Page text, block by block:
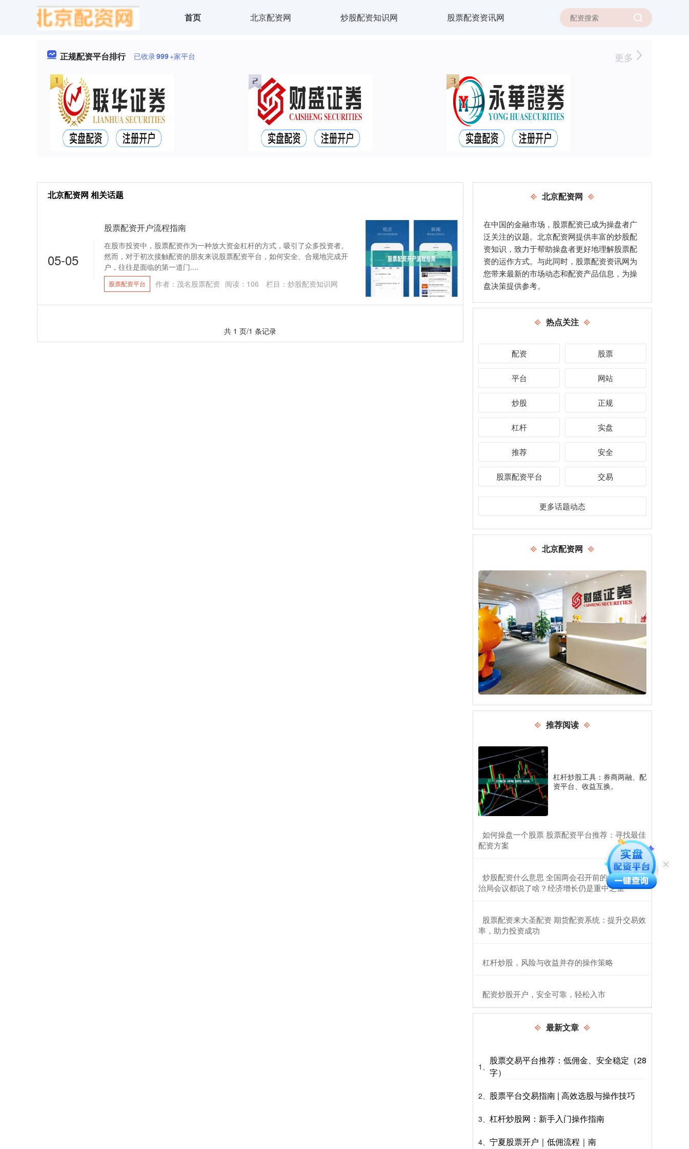
首页 北京配资网 炒股配资知识网 股票配资资讯网
正规配资平台排行 已收录999+家平台 更多
北京配资网 相关话题
05-05
股票配资开户流程指南
在股市投资中，股票配资作为一种放大资金杠杆的方式，吸引了众多投资者。
然而，对于初次接触配资的朋友来说股票配资平台，如何安全、合规地完成开
户，往往是面临的第一道门....
股票配资平台 作者：茂名股票配资 阅读： 106 栏目： 炒股配资知识网
共 1 页/1 条记录
北京配资网
在中国的金融市场，股票配资已成为操盘者广
泛关注的议题。北京配资网提供丰富的炒股配
资知识，致力于帮助操盘者更好地理解股票配
资的运作方式。与此同时，股票配资资讯网为
您带来最新的市场动态和配资产品信息，为操
盘决策提供参考。
热点关注
配资 股票
平台 网站
炒股 正规
杠杆 实盘
推荐 安全
股票配资平台 交易
更多话题动态
北京配资网
推荐阅读
杠杆炒股工具：券商两融、配
资平台、收益互换。
​如何操盘一个股票 股票配资平台推荐：寻找最佳
配资方案
​炒股配资什么意思 全国两会召开前的最后一次政
治局会议都说了啥？经济增长仍是重中之重
​股票配资来大圣配资 期货配资系统：提升交易效
率，助力投资成功
​杠杆炒股，风险与收益并存的操作策略
​配资炒股开户，安全可靠，轻松入市
最新文章
1、
股票交易平台推荐：低佣金、安全稳定（28
字）
2、 股票平台交易指南 | 高效选股与操作技巧
3、 杠杆炒股网：新手入门操作指南
4、 宁夏股票开户｜低佣流程｜南